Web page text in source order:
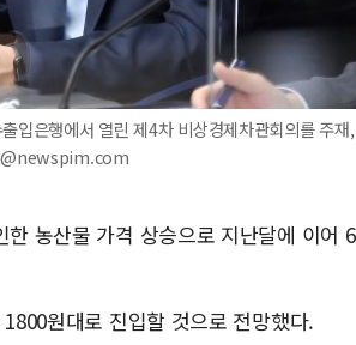
입은행에서 열린 제4차 비상경제차관회의를 주재
농산물 가격 상승으로 지난달에 이어
원대로 진입할 것으로 전망했다.